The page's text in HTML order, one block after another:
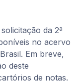
da 2ª
no acervo
Em breve,
deste
de notas.